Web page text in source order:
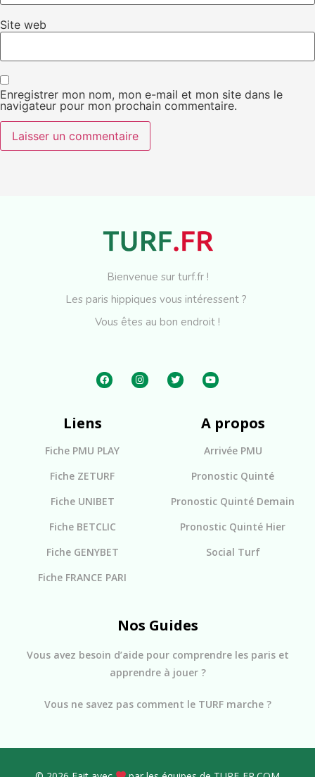
Site web
Enregistrer mon nom, mon e-mail et mon site dans le
navigateur pour mon prochain commentaire.
Bienvenue sur turf.fr !
Les paris hippiques vous intéressent ?
Vous êtes au bon endroit !
Liens
Fiche PMU PLAY
Fiche ZETURF
Fiche UNIBET
Fiche BETCLIC
Fiche GENYBET
Fiche FRANCE PARI
A propos
Arrivée PMU
Pronostic Quinté
Pronostic Quinté Demain
Pronostic Quinté Hier
Social Turf
Nos Guides
Vous avez besoin d’aide pour comprendre les paris et
apprendre à jouer ?
Vous ne savez pas comment le TURF marche ?